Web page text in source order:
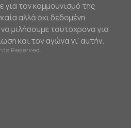
για τον κομμουνισμό της
αλλά όχι δεδομένη
μιλήσουμε ταυτόχρονα για
και τον αγώνα γι’ αυτήν.
Reserved.